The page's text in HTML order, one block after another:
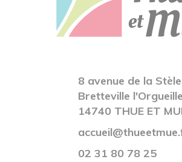
8 avenue de la Stèle
Bretteville
14740 THUE ET
02 31 80 78 25